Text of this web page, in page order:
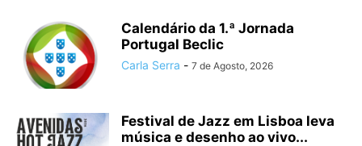
Calendário da 1.ª Jornada
Portugal Beclic
Carla Serra - 7 de Agosto, 2026
Festival de Jazz em Lisboa leva
música e desenho ao vivo...